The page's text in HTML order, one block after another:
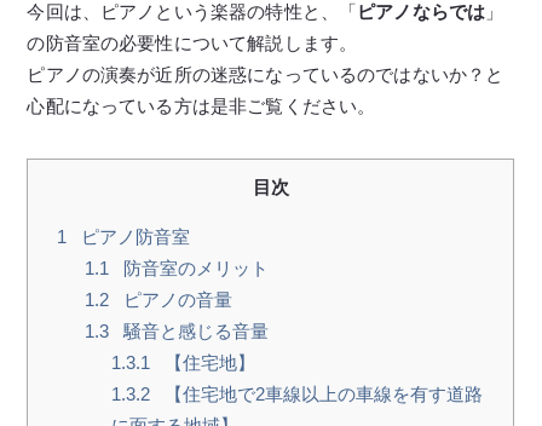
今回は、ピアノという楽器の特性と、「ピアノならでは 」
の防音室の必要性について解説します。
ピアノの演奏が近所の迷惑になっているのではないか？と
心配になっている方は是非ご覧ください。
目次
1
ピアノ防音室
1.1
防音室のメリット
1.2
ピアノの音量
1.3
騒音と感じる音量
1.3.1
【住宅地】
1.3.2
【住宅地で2車線以上の車線を有す道路